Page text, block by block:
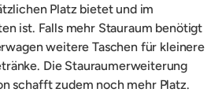
Platz bietet und im
ist. Falls mehr Stauraum benötigt
weitere Taschen für kleinere
Die Stauraumerweiterung
schafft zudem noch mehr Platz.